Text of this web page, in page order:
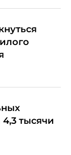
тысячи